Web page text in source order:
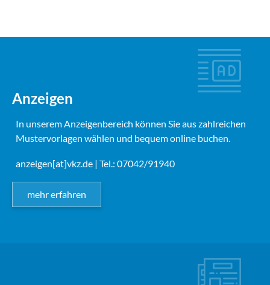
Anzeigen
In unserem Anzeigenbereich können Sie aus zahlreichen
Mustervorlagen wählen und bequem online buchen.
anzeigen[at]vkz.de | Tel.: 07042/91940
mehr erfahren